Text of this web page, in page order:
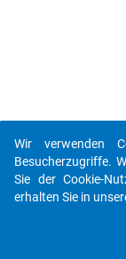
Wir verwenden
Besucherzugriffe.
Sie der Cookie-
erhalten Sie in